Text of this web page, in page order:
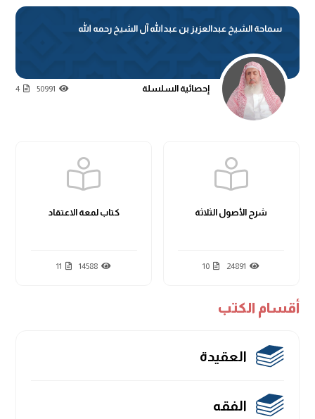
سماحة الشيخ عبدالعزيز بن عبدالله آل الشيخ رحمه الله
إحصائية السلسلة 50991
4
شرح الأصول الثلاثة
24891
10
كتاب لمعة الاعتقاد
14588
11
أقسام الكتب
العقيدة
الفقه